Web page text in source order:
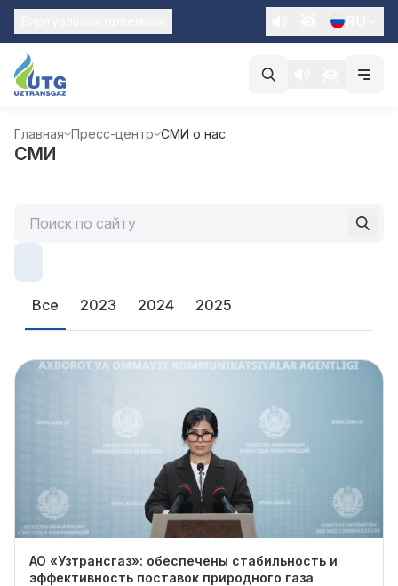
Главная Пресс-центр СМИ о нас
СМИ
Все 2023 2024 2025
АО «Узтрансгаз»: обеспечены стабильность и
эффективность поставок природного газа